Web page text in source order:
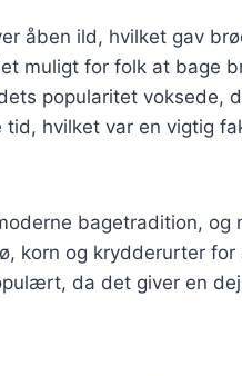
åben ild, hvilket gav
muligt for folk at bage
popularitet voksede,
hvilket var en vigtig
bagetradition, og
korn og krydderurter
da det giver en